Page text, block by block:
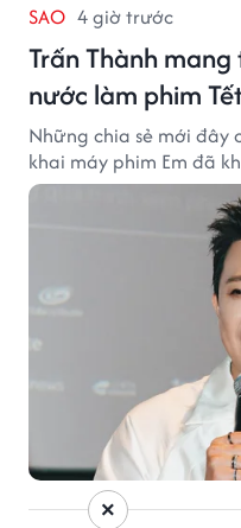
SAO 4 giờ trước
Trấn Thành
nước làm phim
Những chia sẻ mới đây
khai máy phim Em đã
×